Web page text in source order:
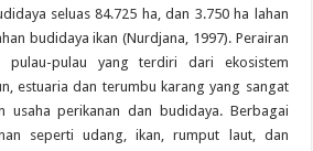
seluas 84.725 ha, dan 3.750 ha lahan
budidaya ikan (Nurdjana, 1997). Perairan
pulau yang terdiri dari ekosistem
estuaria dan terumbu karang yang sangat
usaha perikanan dan budidaya. Berbagai
seperti udang, ikan, rumput laut, dan